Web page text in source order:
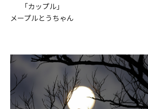
「カップル」
メープルとうちゃん